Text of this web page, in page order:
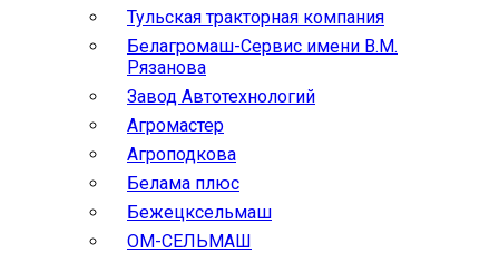
Тульская тракторная компания
Белагромаш-Сервис имени В.М.
Рязанова
Завод Автотехнологий
Агромастер
Агроподкова
Белама плюс
Бежецксельмаш
ОМ-СЕЛЬМАШ